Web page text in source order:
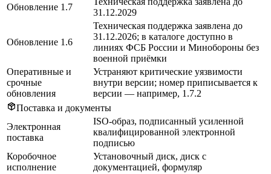
Обновление 1.7
31.12.2029
Обновление 1.6
Техническая поддержка заявлена до
31.12.2026; в каталоге доступно в
линиях ФСБ России и Минобороны без
военной приёмки
Оперативные и
срочные
обновления
Устраняют критические уязвимости
внутри версии; номер приписывается к
версии — например, 1.7.2
Поставка и документы
Электронная
поставка
ISO-образ, подписанный усиленной
квалифицированной электронной
подписью
Коробочное
исполнение
Установочный диск, диск с
документацией, формуляр